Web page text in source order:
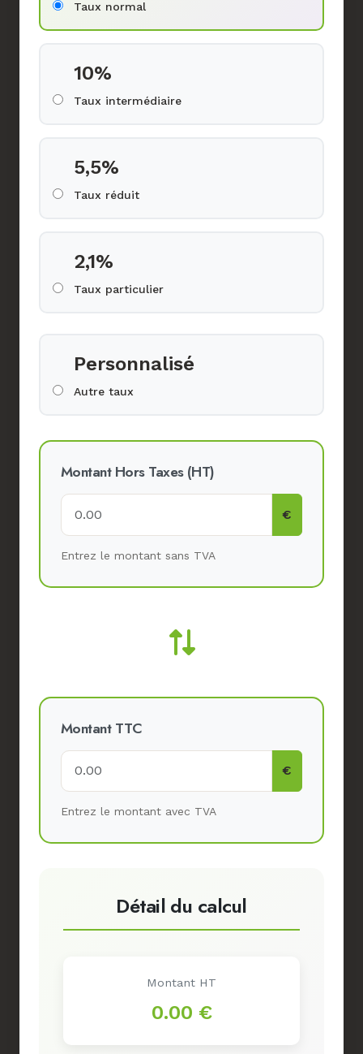
Taux normal
10%
Taux intermédiaire
5,5%
Taux réduit
2,1%
Taux particulier
Personnalisé
Autre taux
Montant Hors Taxes (HT)
€
Entrez le montant sans TVA
Montant TTC
€
Entrez le montant avec TVA
Détail du calcul
Montant HT
0.00 €